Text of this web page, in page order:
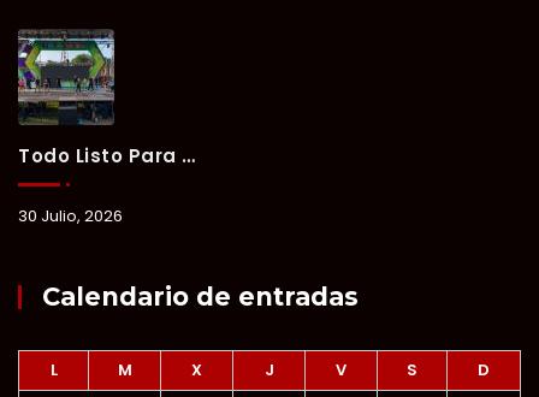
Todo Listo Para “Verano Xul-Há 2026”; Un Fin De Semana De Deporte, Música Y Convivencia Familiar.
30 Julio, 2026
Calendario de entradas
L M X J V S D